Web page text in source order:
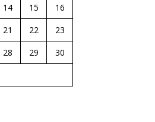
14 15
16
21 22
23
28 29
30